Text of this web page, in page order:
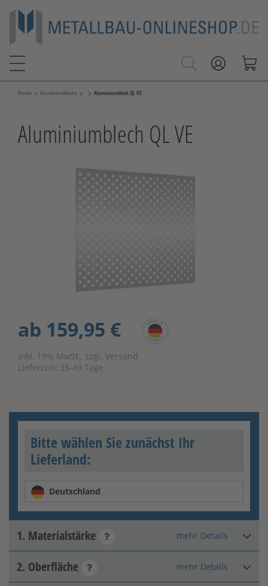
Bleche > Aluminiumbleche > > Aluminiumblech QL VE
Aluminiumblech QL VE
ab 159,95 €
inkl. 19% MwSt., zzgl. Versand
Lieferzeit: 35-49 Tage
Bitte wählen Sie zunächst Ihr
Lieferland:
Deutschland
1. Materialstärke mehr Details
Materialstärke
2. Oberfläche mehr Details